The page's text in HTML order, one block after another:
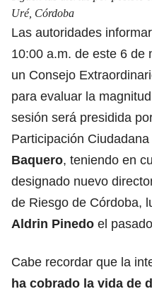
Uré, Córdoba
Las autoridades
10:00 a.m. de este 6 de
un Consejo
para evaluar la
sesión será presidida
Participación
Baquero, teniendo en
designado nuevo
de Riesgo de Córdoba,
Aldrin Pinedo el
Cabe recordar que la
ha cobrado la vida de